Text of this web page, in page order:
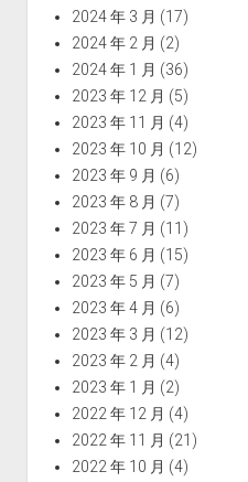
2024 年 3 月 (17)
2024 年 2 月 (2)
2024 年 1 月 (36)
2023 年 12 月 (5)
2023 年 11 月 (4)
2023 年 10 月 (12)
2023 年 9 月 (6)
2023 年 8 月 (7)
2023 年 7 月 (11)
2023 年 6 月 (15)
2023 年 5 月 (7)
2023 年 4 月 (6)
2023 年 3 月 (12)
2023 年 2 月 (4)
2023 年 1 月 (2)
2022 年 12 月 (4)
2022 年 11 月 (21)
2022 年 10 月 (4)